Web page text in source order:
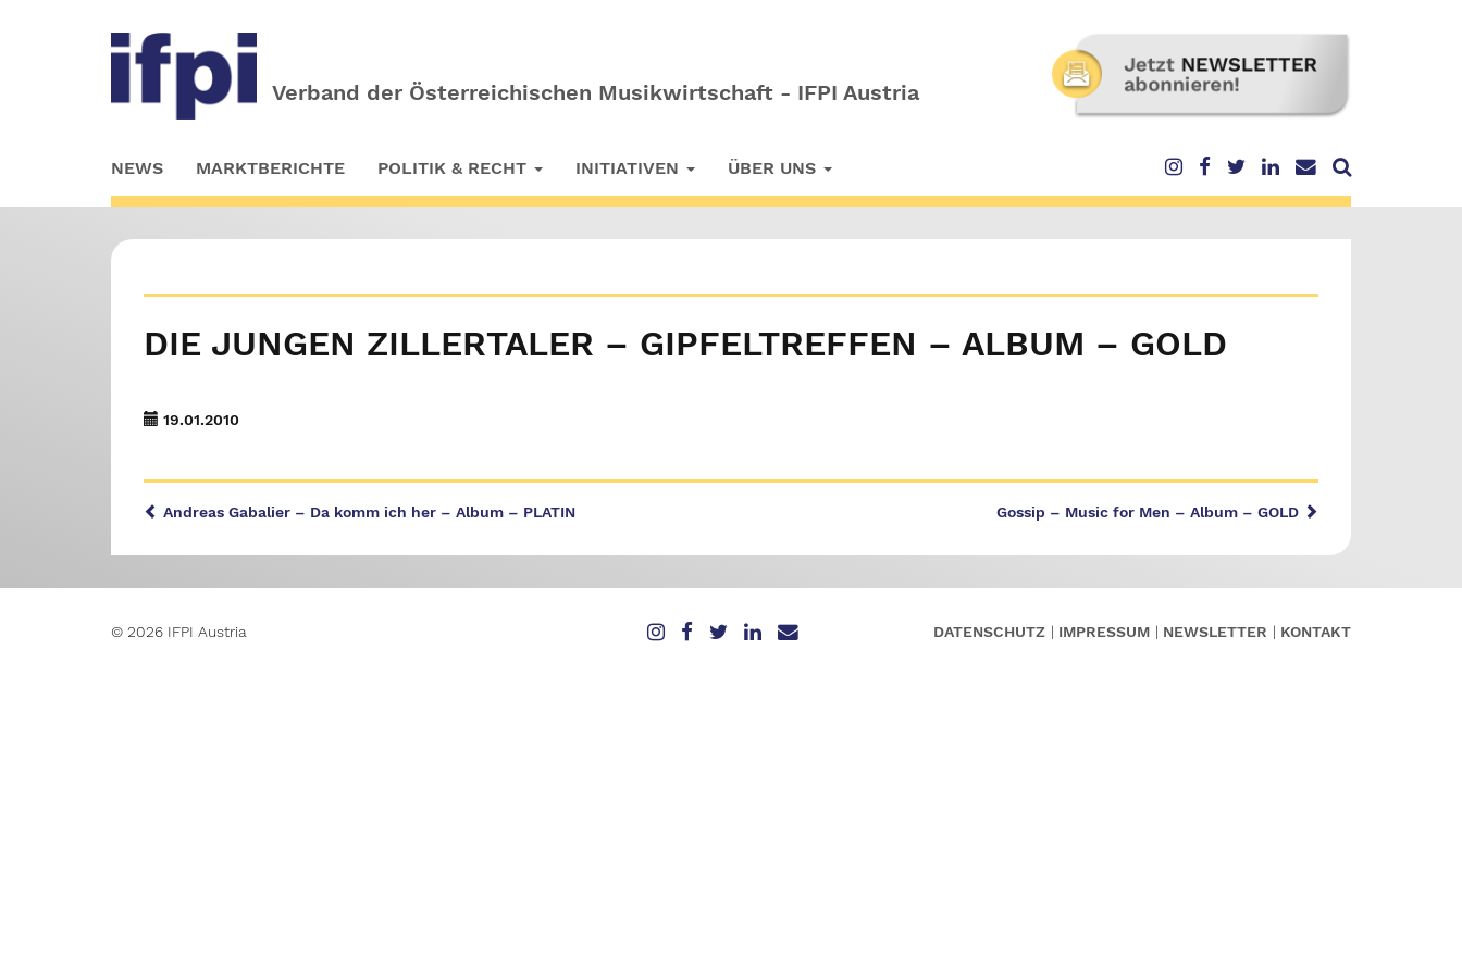
Verband der Österreichischen Musikwirtschaft - IFPI Austria
to
main
NEWS MARKTBERICHTE POLITIK & RECHT INITIATIVEN ÜBER UNS
DIE JUNGEN ZILLERTALER – GIPFELTREFFEN – ALBUM – GOLD
19.01.2010
Gossip – Music for Men – Album – GOLD
Andreas Gabalier – Da komm ich her – Album – PLATIN
© 2026 IFPI Austria DATENSCHUTZ IMPRESSUM NEWSLETTER KONTAKT